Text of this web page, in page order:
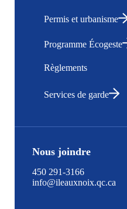
Permis et urbanisme
Programme Écogeste
Règlements
Services de garde
Nous joindre
450 291-3166
info@ileauxnoix.qc.ca